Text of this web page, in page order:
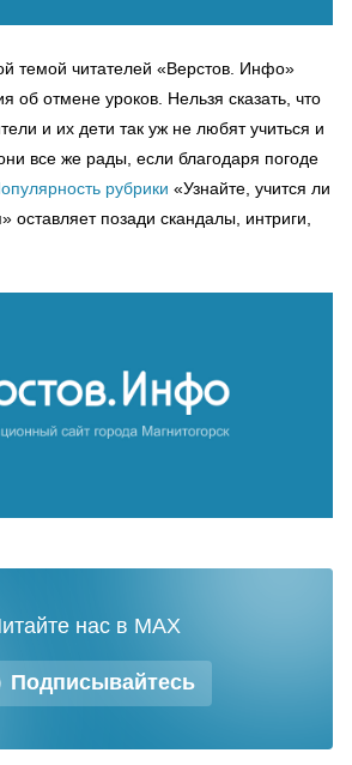
темой читателей «Верстов. Инфо»
об отмене уроков. Нельзя сказать, что
и их дети так уж не любят учиться и
все же рады, если благодаря погоде
рубрики «Узнайте, учится ли
оставляет позади скандалы, интриги,
Подписывайтесь
нас в MAX